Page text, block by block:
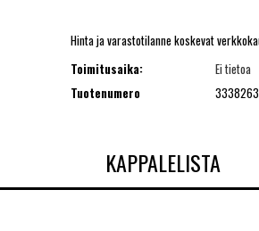
Hinta ja varastotilanne koskevat
Toimitusaika:
Ei tietoa
Tuotenumero
3338263
KAPPALELISTA